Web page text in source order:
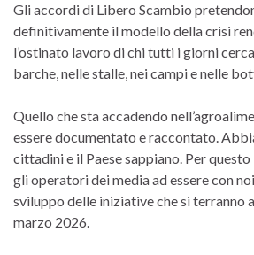
Gli accordi di Libero Scambio
definitivamente il modello della crisi
l’ostinato lavoro di chi tutti i giorni
barche, nelle stalle, nei campi e nelle
Quello che sta accadendo
essere documentato e raccontato.
cittadini e il Paese sappiano. Per
gli operatori dei media ad essere con
sviluppo delle iniziative che si terranno
marzo 2026.